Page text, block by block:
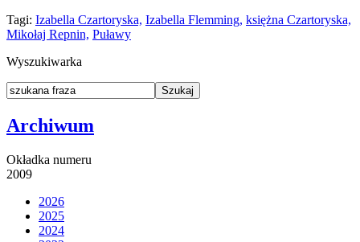
Tagi: Izabella Czartoryska, Izabella Flemming, księżna Czartoryska,
Mikołaj Repnin, Puławy
Wyszukiwarka
Archiwum
Okładka numeru
2009
2026
2025
2024